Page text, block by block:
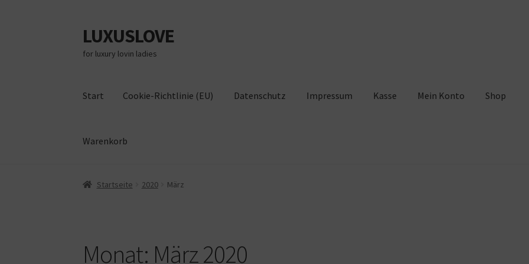
Zur
Navigation
springen
Zum
Inhalt
springen
LUXUSLOVE
for luxury lovin ladies
Start Cookie-Richtlinie (EU) Datenschutz Impressum Kasse Mein Konto Shop
Warenkorb
Start Cookie-Richtlinie (EU)
Startseite 2020 März
Monat: März 2020